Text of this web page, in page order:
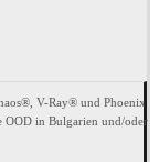
V-Ray® und Phoenix
OOD in Bulgarien und/oder